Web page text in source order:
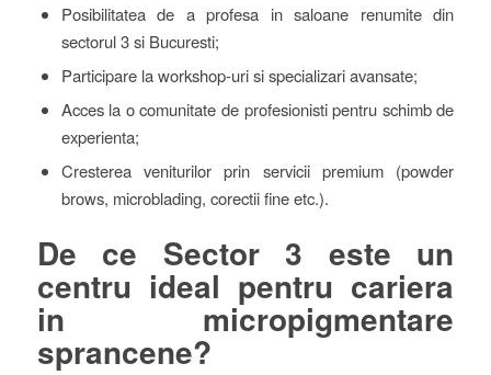
Posibilitatea de a profesa in saloane renumite din
sectorul 3 si Bucuresti;
Participare la workshop-uri si specializari avansate;
Acces la o comunitate de profesionisti pentru schimb de
experienta;
Cresterea veniturilor prin servicii premium (powder
brows, microblading, corectii fine etc.).
De ce Sector 3 este un
centru ideal pentru cariera
in micropigmentare
sprancene?